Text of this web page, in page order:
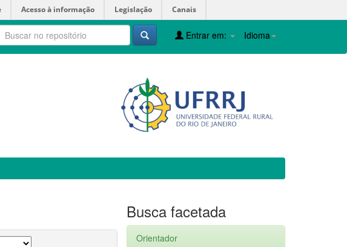
Acesso à informação Legislação Canais
Idioma
Entrar em:
Busca facetada
Orientador